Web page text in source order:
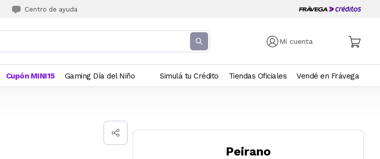
Centro de ayuda
Mi cuenta
Cupón MINI15 Gaming Día del Niño Simulá tu Crédito Tiendas Oficiales Vendé en Frávega
Peirano